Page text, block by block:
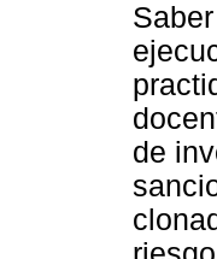
de